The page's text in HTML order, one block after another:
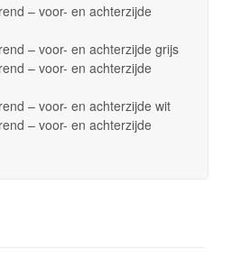
– voor- en achterzijde
– voor- en achterzijde grijs
– voor- en achterzijde
– voor- en achterzijde wit
– voor- en achterzijde